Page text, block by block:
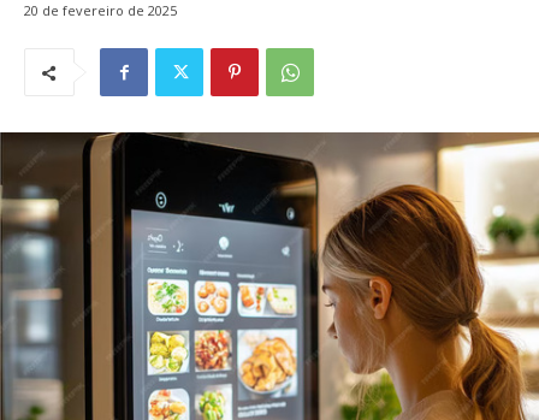
20 de fevereiro de 2025